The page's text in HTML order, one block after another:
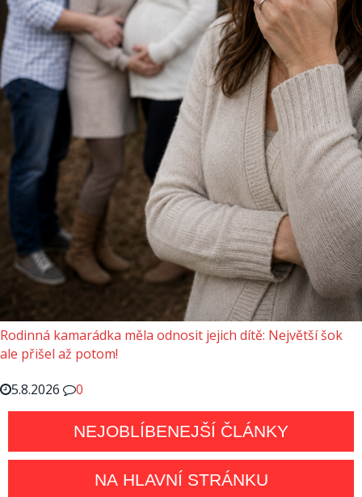
Rodinná kamarádka měla odnosit jejich dítě: Největší šok
ale přišel až potom!
5.8.2026
0
NEJOBLÍBENEJŠÍ ČLÁNKY
NA HLAVNÍ STRÁNKU